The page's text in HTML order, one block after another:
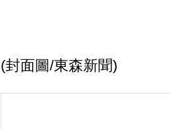
(封面圖/東森新聞)